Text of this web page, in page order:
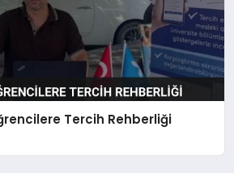
Tercih Rehberliği